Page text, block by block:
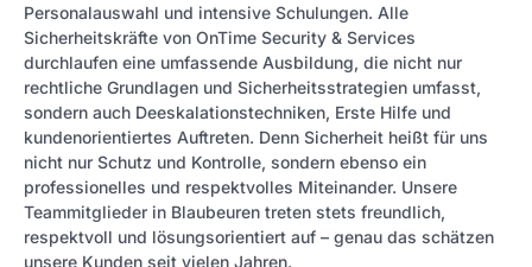
Personalauswahl und intensive Schulungen. Alle
Sicherheitskräfte von OnTime Security & Services
durchlaufen eine umfassende Ausbildung, die nicht nur
rechtliche Grundlagen und Sicherheitsstrategien umfasst,
sondern auch Deeskalationstechniken, Erste Hilfe und
kundenorientiertes Auftreten. Denn Sicherheit heißt für uns
nicht nur Schutz und Kontrolle, sondern ebenso ein
professionelles und respektvolles Miteinander. Unsere
Teammitglieder in Blaubeuren treten stets freundlich,
respektvoll und lösungsorientiert auf – genau das schätzen
unsere Kunden seit vielen Jahren.